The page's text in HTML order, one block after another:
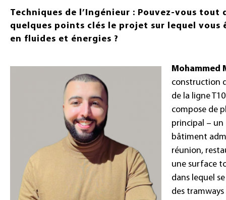
Techniques de l’Ingénieur : Pouvez-vous tout
quelques points clés le projet sur lequel
en fluides et énergies ?
Mohammed
construction
de la ligne
compose de
principal – un
bâtiment
réunion,
une surface
dans lequel
des tramways